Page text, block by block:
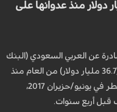
السعودية يفقد 36.7 مليار دولار منذ عدوانها على
عن العربي السعودي (البنك
المركزي)، أن فقدت نحو 137.8 مليار ريال (36.7 مليار دولار) من العام منذ
عدوانها على اليمن وفرض الحصار على قطر في يونيو/حزيران 2017،
قبل أربع سنوات.